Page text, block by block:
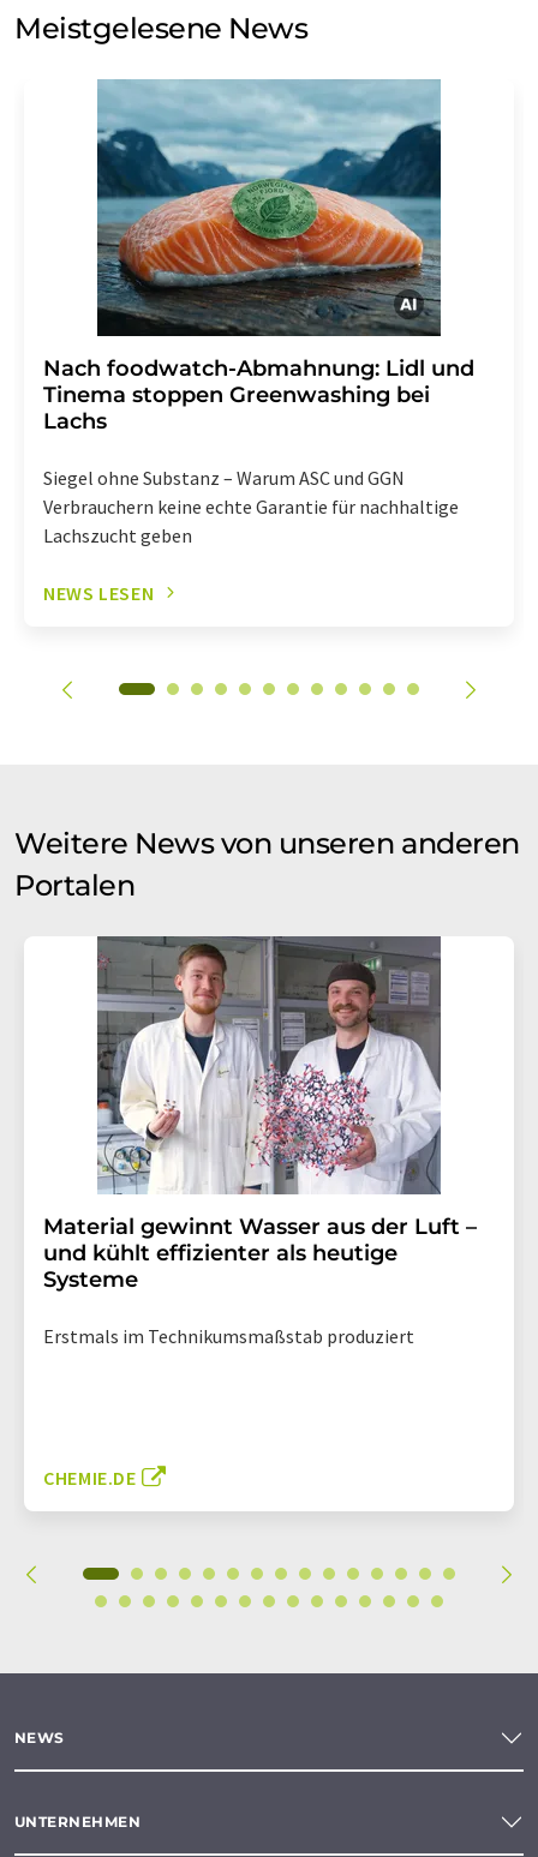
Meinungsforschung per E-Mail kontaktieren. Ihre
Einwilligung können Sie jederzeit ohne Angabe von
Str. 2, 12489 Berlin oder per E-Mail unter
widerruf@lumitos.commit Wirkung für die Zukunft
widerrufen. Zudem ist in jeder E-Mail ein Link zur
Abbestellung des entsprechenden Newsletters
enthalten.
Meistgelesene News
Nach foodwatch-Abmahnung: Lidl und
Tinema stoppen Greenwashing bei
Lachs
Siegel ohne Substanz – Warum ASC und GGN
Verbrauchern keine echte Garantie für nachhaltige
Lachszucht geben
NEWS LESEN
Weitere News von unseren anderen
Portalen
Material gewinnt Wasser aus der Luft –
und kühlt effizienter als heutige
Systeme
Erstmals im Technikumsmaßstab produziert
CHEMIE.DE
NEWS
UNTERNEHMEN